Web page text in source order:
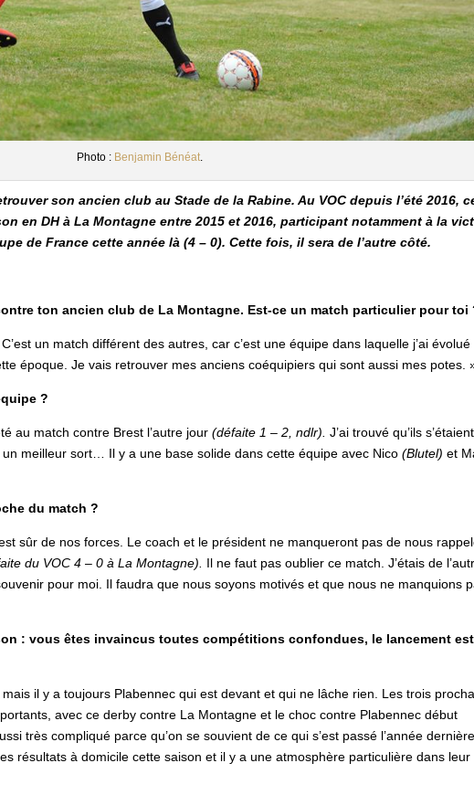
Photo : Benjamin Bénéat.
son ancien club au Stade de la Rabine. Au VOC depuis l’été 2016,
en DH à La Montagne entre 2015 et 2016, participant notamment à la
de France cette année là (4 – 0). Cette fois, il sera de l’autre côté.
ton ancien club de La Montagne. Est-ce un match particulier pour toi
un match différent des autres, car c’est une équipe dans laquelle j’ai évolué
époque. Je vais retrouver mes anciens coéquipiers qui sont aussi mes potes.
?
au match contre Brest l’autre jour(défaite 1 – 2, ndlr). J’ai trouvé qu’ils s’étaient
un meilleur sort… Il y a une base solide dans cette équipe avec Nico(Blutel) et
du match ?
sûr de nos forces. Le coach et le président ne manqueront pas de nous
du VOC 4 – 0 à La Montagne).
Il ne faut pas oublier ce match. J’étais de
pour moi. Il faudra que nous soyons motivés et que nous ne manquions
: vous êtes invaincus toutes compétitions confondues, le lancement est
il y a toujours Plabennec qui est devant et qui ne lâche rien. Les trois
avec ce derby contre La Montagne et le choc contre Plabennec début
très compliqué parce qu’on se souvient de ce qui s’est passé l’année dernière
les résultats à domicile cette saison et il y a une atmosphère particulière dans leur